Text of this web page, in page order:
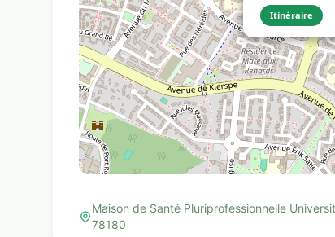
Itinéraire
Maison de Santé Pluriprofessionnelle
78180